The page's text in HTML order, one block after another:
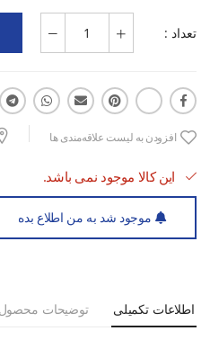
تعداد :
افزودن به لیست علاقه‌مندی ها
این کالا موجود نمی باشد.
موجود شد به من اطلاع بده
اطلاعات تکمیلی توضیحات محصول